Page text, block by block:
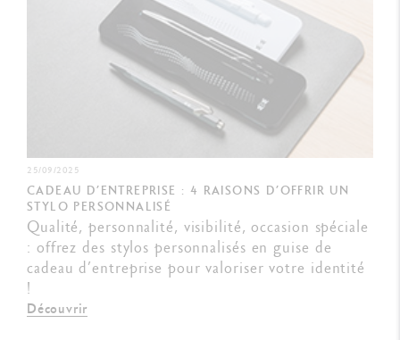
25/09/2025
CADEAU D’ENTREPRISE : 4 RAISONS D’OFFRIR UN
STYLO PERSONNALISÉ
Qualité, personnalité, visibilité, occasion spéciale
: offrez des stylos personnalisés en guise de
cadeau d’entreprise pour valoriser votre identité
!
Découvrir